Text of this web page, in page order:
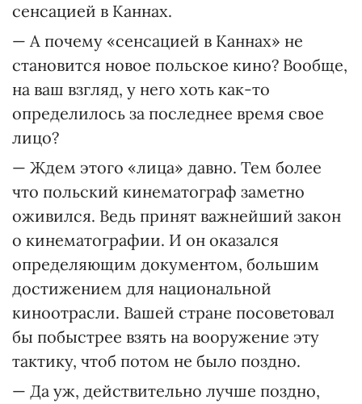
сенсацией в Каннах.
— А почему «сенсацией в Каннах» не
становится новое польское кино? Вообще,
на ваш взгляд, у него хоть как-то
определилось за последнее время свое
лицо?
— Ждем этого «лица» давно. Тем более
что польский кинематограф заметно
оживился. Ведь принят важнейший закон
о кинематографии. И он оказался
определяющим документом, большим
достижением для национальной
киноотрасли. Вашей стране посоветовал
бы побыстрее взять на вооружение эту
тактику, чтоб потом не было поздно.
— Да уж, действительно лучше поздно,